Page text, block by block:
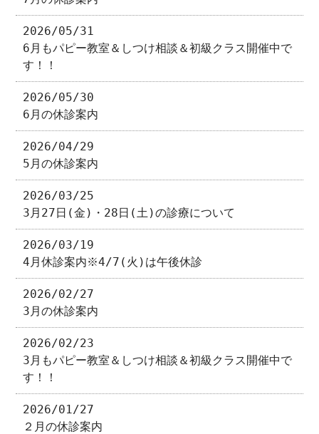
2026/05/31
6月もパピー教室＆しつけ相談＆初級クラス開催中で
す！！
2026/05/30
6月の休診案内
2026/04/29
5月の休診案内
2026/03/25
3月27日(金)・28日(土)の診療について
2026/03/19
4月休診案内※4/7(火)は午後休診
2026/02/27
3月の休診案内
2026/02/23
3月もパピー教室＆しつけ相談＆初級クラス開催中で
す！！
2026/01/27
２月の休診案内